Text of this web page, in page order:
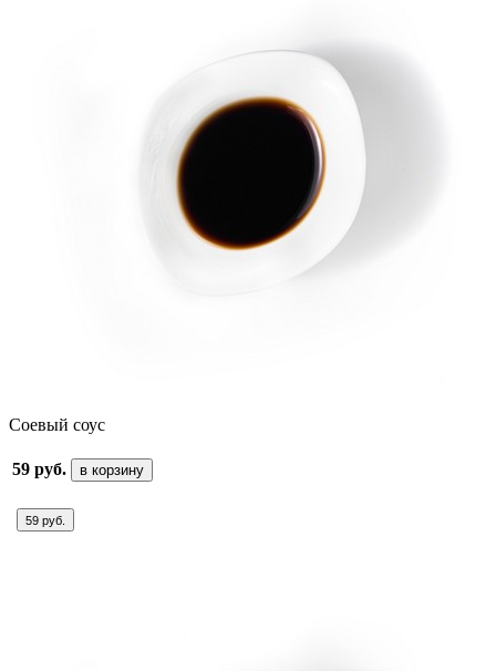
Соевый соус
59 руб. в корзину
59 руб.